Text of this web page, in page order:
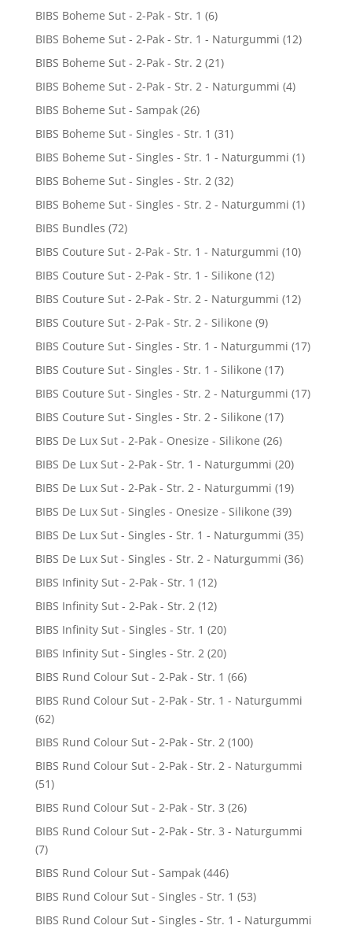
BIBS Boheme Sut - 2-Pak - Str. 1 (6)
BIBS Boheme Sut - 2-Pak - Str. 1 - Naturgummi (12)
BIBS Boheme Sut - 2-Pak - Str. 2 (21)
BIBS Boheme Sut - 2-Pak - Str. 2 - Naturgummi (4)
BIBS Boheme Sut - Sampak (26)
BIBS Boheme Sut - Singles - Str. 1 (31)
BIBS Boheme Sut - Singles - Str. 1 - Naturgummi (1)
BIBS Boheme Sut - Singles - Str. 2 (32)
BIBS Boheme Sut - Singles - Str. 2 - Naturgummi (1)
BIBS Bundles (72)
BIBS Couture Sut - 2-Pak - Str. 1 - Naturgummi (10)
BIBS Couture Sut - 2-Pak - Str. 1 - Silikone (12)
BIBS Couture Sut - 2-Pak - Str. 2 - Naturgummi (12)
BIBS Couture Sut - 2-Pak - Str. 2 - Silikone (9)
BIBS Couture Sut - Singles - Str. 1 - Naturgummi (17)
BIBS Couture Sut - Singles - Str. 1 - Silikone (17)
BIBS Couture Sut - Singles - Str. 2 - Naturgummi (17)
BIBS Couture Sut - Singles - Str. 2 - Silikone (17)
BIBS De Lux Sut - 2-Pak - Onesize - Silikone (26)
BIBS De Lux Sut - 2-Pak - Str. 1 - Naturgummi (20)
BIBS De Lux Sut - 2-Pak - Str. 2 - Naturgummi (19)
BIBS De Lux Sut - Singles - Onesize - Silikone (39)
BIBS De Lux Sut - Singles - Str. 1 - Naturgummi (35)
BIBS De Lux Sut - Singles - Str. 2 - Naturgummi (36)
BIBS Infinity Sut - 2-Pak - Str. 1 (12)
BIBS Infinity Sut - 2-Pak - Str. 2 (12)
BIBS Infinity Sut - Singles - Str. 1 (20)
BIBS Infinity Sut - Singles - Str. 2 (20)
BIBS Rund Colour Sut - 2-Pak - Str. 1 (66)
BIBS Rund Colour Sut - 2-Pak - Str. 1 - Naturgummi
(62)
BIBS Rund Colour Sut - 2-Pak - Str. 2 (100)
BIBS Rund Colour Sut - 2-Pak - Str. 2 - Naturgummi
(51)
BIBS Rund Colour Sut - 2-Pak - Str. 3 (26)
BIBS Rund Colour Sut - 2-Pak - Str. 3 - Naturgummi
(7)
BIBS Rund Colour Sut - Sampak (446)
BIBS Rund Colour Sut - Singles - Str. 1 (53)
BIBS Rund Colour Sut - Singles - Str. 1 - Naturgummi